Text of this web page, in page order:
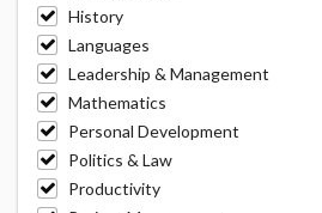
History
Languages
Leadership & Management
Mathematics
Personal Development
Politics & Law
Productivity